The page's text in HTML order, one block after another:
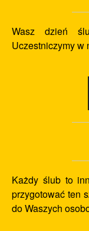
Wasz dzień
Uczestniczymy w
Każdy ślub to
przygotować ten
do Waszych